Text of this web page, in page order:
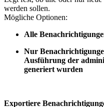
werden sollen.
Mögliche Optionen:
Alle
Nur
Ausführung der
generiert wurden
Exportiere